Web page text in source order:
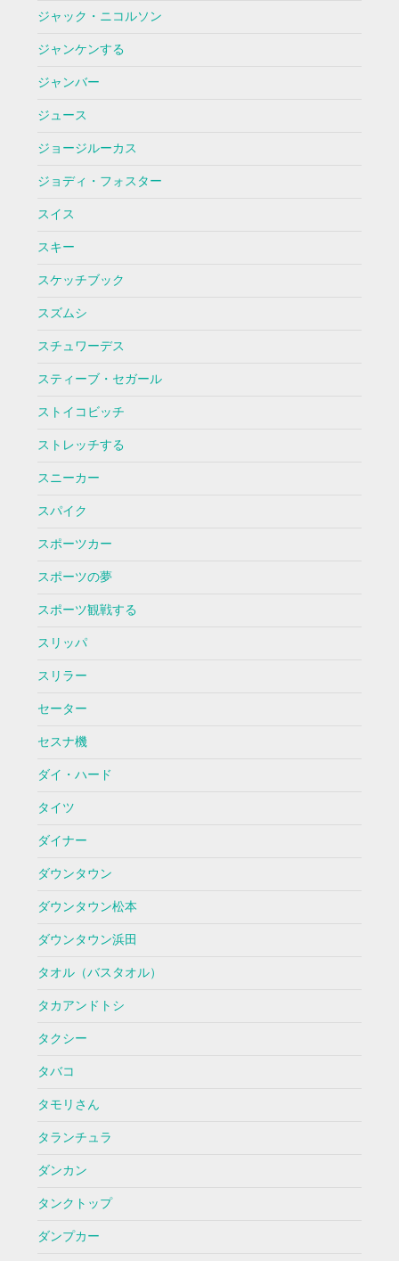
ジャック・ニコルソン
ジャンケンする
ジャンバー
ジュース
ジョージルーカス
ジョディ・フォスター
スイス
スキー
スケッチブック
スズムシ
スチュワーデス
スティーブ・セガール
ストイコビッチ
ストレッチする
スニーカー
スパイク
スポーツカー
スポーツの夢
スポーツ観戦する
スリッパ
スリラー
セーター
セスナ機
ダイ・ハード
タイツ
ダイナー
ダウンタウン
ダウンタウン松本
ダウンタウン浜田
タオル（バスタオル）
タカアンドトシ
タクシー
タバコ
タモリさん
タランチュラ
ダンカン
タンクトップ
ダンプカー